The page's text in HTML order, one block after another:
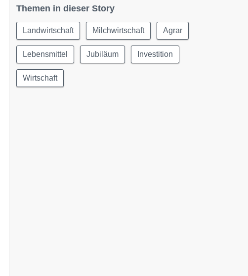
Themen in dieser Story
Landwirtschaft Milchwirtschaft Agrar
Lebensmittel Jubiläum Investition
Wirtschaft